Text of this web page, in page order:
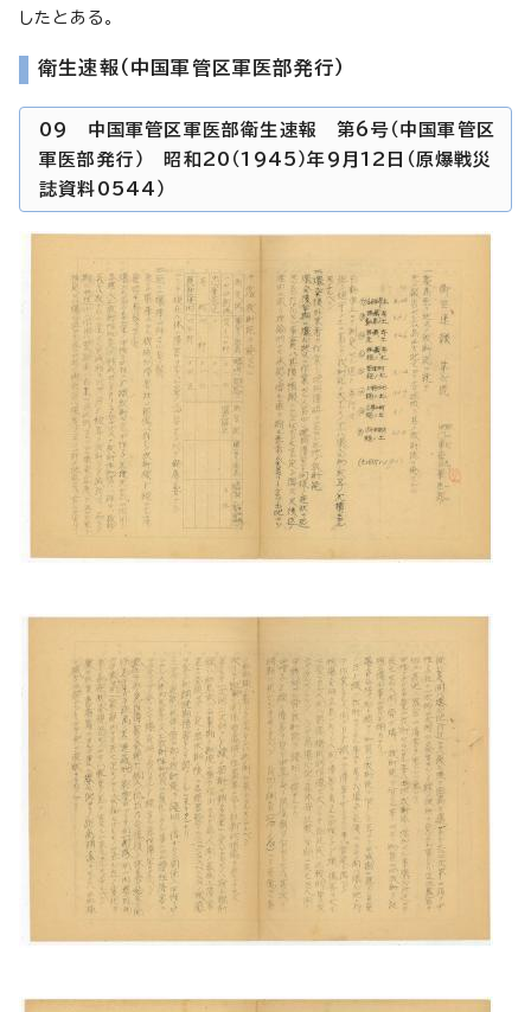
したとある。
衛生速報（中国軍管区軍医部発行）
09 中国軍管区軍医部衛生速報 第6号（中国軍管区
軍医部発行） 昭和20（1945）年9月12日（原爆戦災
誌資料0544）